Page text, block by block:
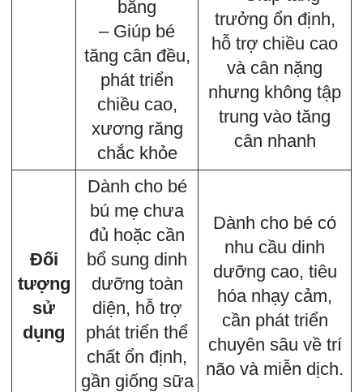
bằng
– Giúp bé
tăng cân đều,
phát triển
chiều cao,
xương răng
chắc khỏe
trưởng ổn định,
hỗ trợ chiều cao
và cân nặng
nhưng không tập
trung vào tăng
cân nhanh
Đối
tượng
sử
dụng
Dành cho bé
bú mẹ chưa
đủ hoặc cần
bổ sung dinh
dưỡng toàn
diện, hỗ trợ
phát triển thể
chất ổn định,
gần giống sữa
Dành cho bé có
nhu cầu dinh
dưỡng cao, tiêu
hóa nhạy cảm,
cần phát triển
chuyên sâu về trí
não và miễn dịch.